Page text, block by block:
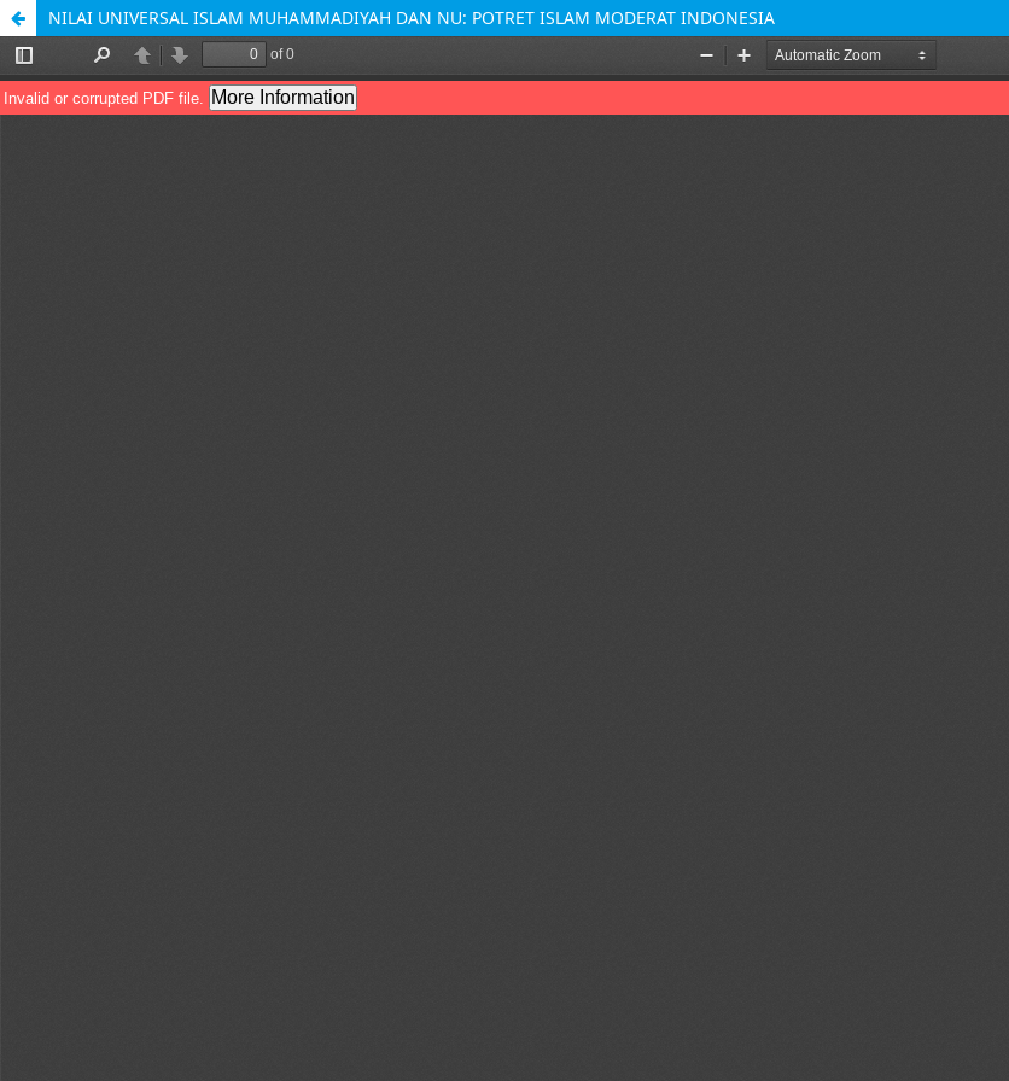
NILAI UNIVERSAL ISLAM MUHAMMADIYAH DAN NU: POTRET ISLAM MODERAT INDONESIA